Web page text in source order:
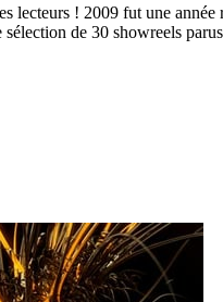
lecteurs ! 2009 fut une année
de 30 showreels